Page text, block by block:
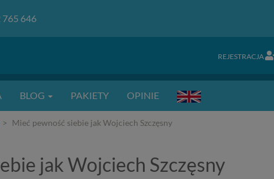
765 646
REJESTRACJA
BLOG PAKIETY OPINIE
Mieć pewność siebie jak Wojciech Szczęsny
jak Wojciech Szczęsny